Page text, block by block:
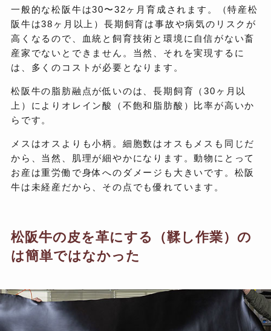
一般的な松阪牛は30〜32ヶ月育成されます。（特産松
阪牛は38ヶ月以上）長期飼育は事故や病気のリスクが
高くなるので、血統と飼育技術と環境に自信がない畜
産家でないとできません。当然、それを実現するに
は、多くのコストが必要となります。
松阪牛の脂肪融点が低いのは、長期飼育（30ヶ月以
上）によりオレイン酸（不飽和脂肪酸）比率が高いか
らです。
メスはオスよりも小柄。細胞数はオスもメスも同じだ
から、当然、肌理が細やかになります。動物にとって
お産は重労働で身体へのダメージも大きいです。松阪
牛は未経産だから、その点でも優れています。
松阪牛の皮を革にする（鞣し作業）の
は簡単ではなかった